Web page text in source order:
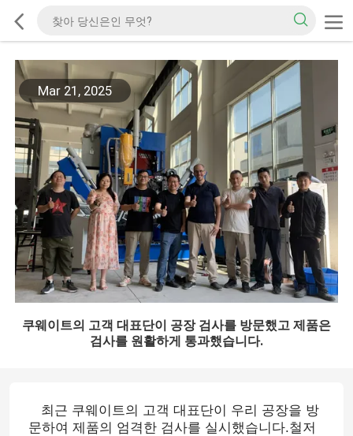
Mar 21, 2025
쿠웨이트의 고객 대표단이 공장 검사를 방문했고 제품은
검사를 원활하게 통과했습니다.
최근 쿠웨이트의 고객 대표단이 우리 공장을 방
문하여 제품의 엄격한 검사를 실시했습니다.철저